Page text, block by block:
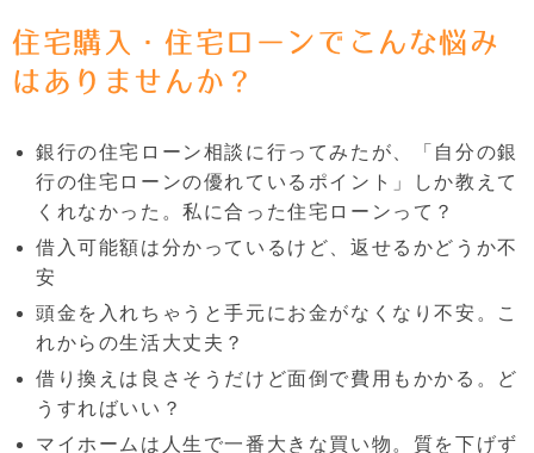
住宅購入・住宅ローンでこんな悩み
はありませんか？
銀行の住宅ローン相談に行ってみたが、「自分の銀
行の住宅ローンの優れているポイント」しか教えて
くれなかった。私に合った住宅ローンって？
借入可能額は分かっているけど、返せるかどうか不
安
頭金を入れちゃうと手元にお金がなくなり不安。こ
れからの生活大丈夫？
借り換えは良さそうだけど面倒で費用もかかる。ど
うすればいい？
マイホームは人生で一番大きな買い物。質を下げず